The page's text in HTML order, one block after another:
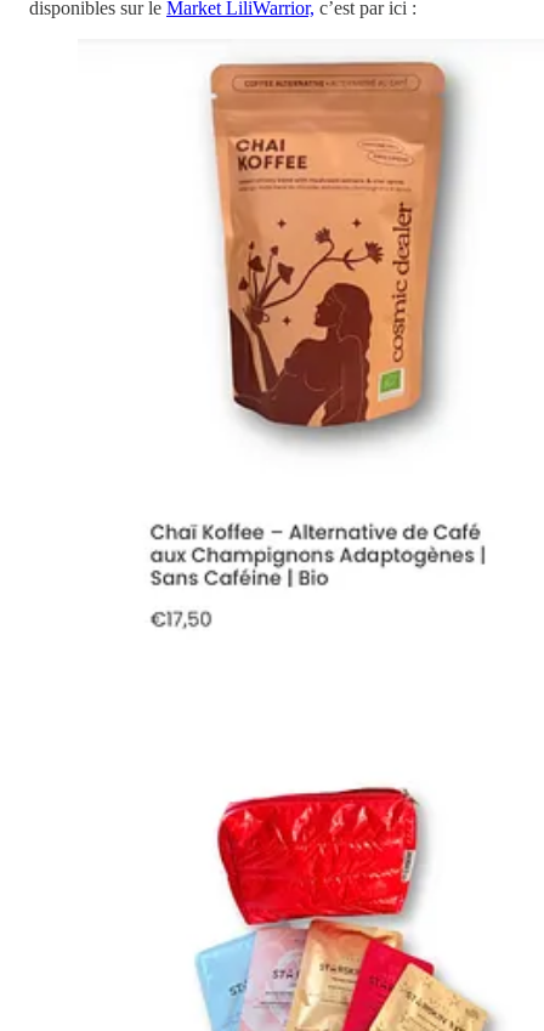
disponibles sur le Market LiliWarrior, c’est par ici :